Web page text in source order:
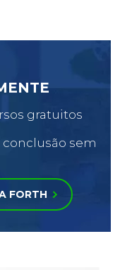
gratuitos
sem
FORTH